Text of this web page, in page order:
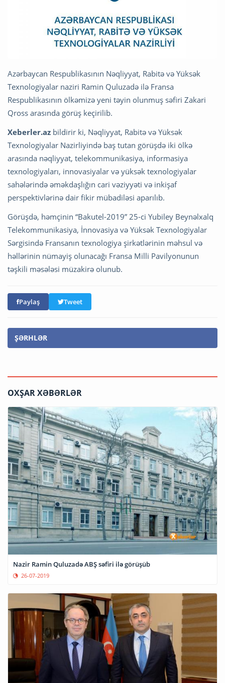
Azərbaycan Respublikasının Nəqliyyat, Rabitə və Yüksək
Texnologiyalar naziri Ramin Quluzadə ilə Fransa
Respublikasının ölkəmizə yeni təyin olunmuş səfiri Zakari
Qross arasında görüş keçirilib.
Xeberler.az bildirir ki, Nəqliyyat, Rabitə və Yüksək
Texnologiyalar Nazirliyində baş tutan görüşdə iki ölkə
arasında nəqliyyat, telekommunikasiya, informasiya
texnologiyaları, innovasiyalar və yüksək texnologiyalar
sahələrində əməkdaşlığın cari vəziyyəti və inkişaf
perspektivlərinə dair fikir mübadiləsi aparılıb.
Görüşdə, həmçinin “Bakutel-2019” 25-ci Yubiley Beynəlxalq
Telekommunikasiya, İnnovasiya və Yüksək Texnologiyalar
Sərgisində Fransanın texnologiya şirkətlərinin məhsul və
həllərinin nümayiş olunacağı Fransa Milli Pavilyonunun
təşkili məsələsi müzakirə olunub.
Paylaş Tweet
ŞƏRHLƏR
OXŞAR XƏBƏRLƏR
Nazir Ramin Quluzadə ABŞ səfiri ilə görüşüb
26-07-2019